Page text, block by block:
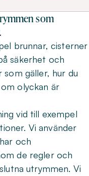
som
brunnar, cisterner
säkerhet och
som gäller, hur du
olyckan är
vid till exempel
Vi använder
och
de regler och
utrymmen. Vi